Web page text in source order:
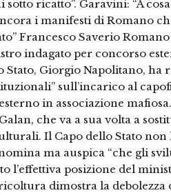
ricatto”. Garavini: “A
i manifesti di Romano
Francesco Saverio
indagato per concorso
Stato, Giorgio Napolitano, ha
sull’incarico al
in associazione
che va a sua volta a
Il Capo dello Stato non
ma auspica “che gli
posizione del
dimostra la debolezza